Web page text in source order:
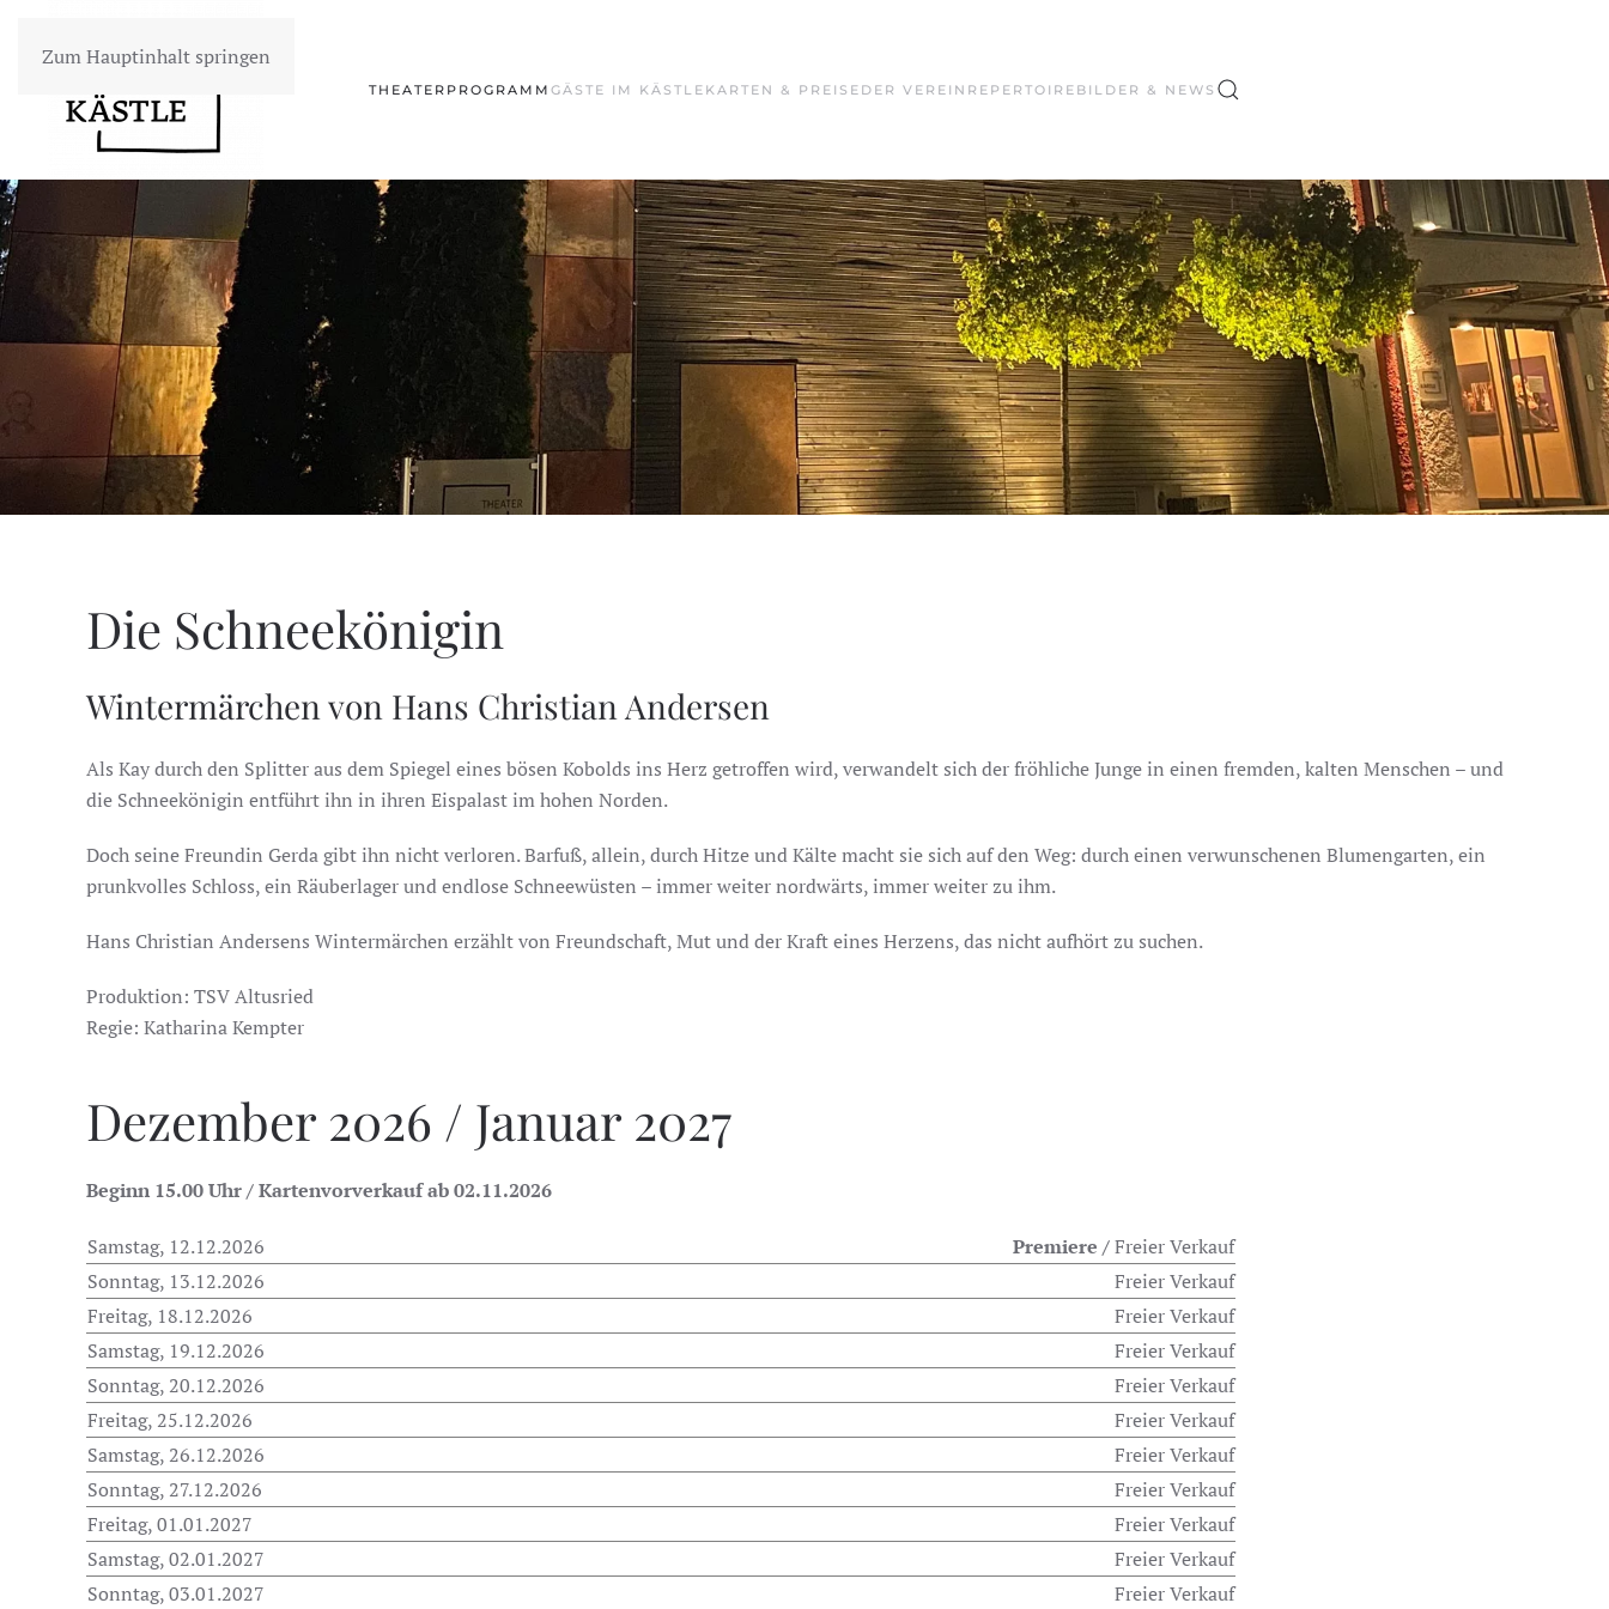
Zum Hauptinhalt springen
THEATERPROGRAMM GÄSTE IM KÄSTLE KARTEN & PREISE DER VEREIN REPERTOIRE BILDER & NEWS
Die Schneekönigin
Wintermärchen von Hans Christian Andersen
Als Kay durch den Splitter aus dem Spiegel eines bösen Kobolds ins Herz getroffen wird, verwandelt sich der fröhliche Junge in einen fremden, kalten Menschen – und
die Schneekönigin entführt ihn in ihren Eispalast im hohen Norden.
Doch seine Freundin Gerda gibt ihn nicht verloren. Barfuß, allein, durch Hitze und Kälte macht sie sich auf den Weg: durch einen verwunschenen Blumengarten, ein
prunkvolles Schloss, ein Räuberlager und endlose Schneewüsten – immer weiter nordwärts, immer weiter zu ihm.
Hans Christian Andersens Wintermärchen erzählt von Freundschaft, Mut und der Kraft eines Herzens, das nicht aufhört zu suchen.
Produktion: TSV Altusried
Regie: Katharina Kempter
Dezember 2026 / Januar 2027
Beginn 15.00 Uhr / Kartenvorverkauf ab 02.11.2026
Samstag, 12.12.2026 Premiere /Freier Verkauf
Sonntag, 13.12.2026
Freier Verkauf
Freitag, 18.12.2026
Freier Verkauf
Samstag, 19.12.2026
Freier Verkauf
Sonntag, 20.12.2026
Freier Verkauf
Freitag, 25.12.2026
Freier Verkauf
Samstag, 26.12.2026
Freier Verkauf
Sonntag, 27.12.2026
Freier Verkauf
Freitag, 01.01.2027
Freier Verkauf
Samstag, 02.01.2027
Freier Verkauf
Sonntag, 03.01.2027
Freier Verkauf